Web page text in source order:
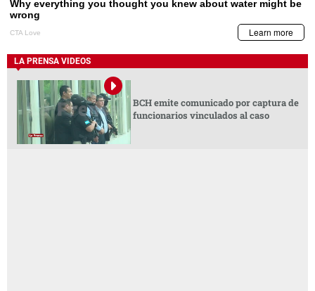
LA PRENSA VIDEOS
BCH emite comunicado por captura de
funcionarios vinculados al caso